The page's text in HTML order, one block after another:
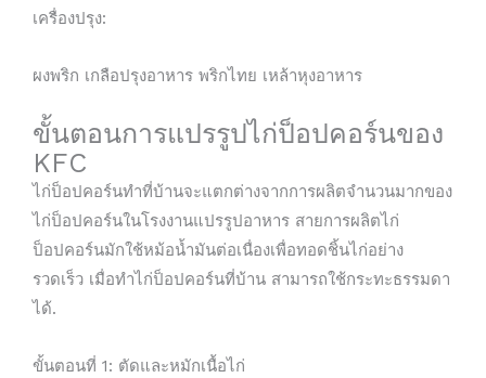
เครื่องปรุง:
ผงพริก เกลือปรุงอาหาร พริกไทย เหล้าหุงอาหาร
ขั้นตอนการแปรรูปไก่ป็อปคอร์นของ
KFC
ไก่ป็อปคอร์นทำที่บ้านจะแตกต่างจากการผลิตจำนวนมากของ
ไก่ป็อปคอร์นในโรงงานแปรรูปอาหาร สายการผลิตไก่
ป็อปคอร์นมักใช้หม้อน้ำมันต่อเนื่องเพื่อทอดชิ้นไก่อย่าง
รวดเร็ว เมื่อทำไก่ป็อปคอร์นที่บ้าน สามารถใช้กระทะธรรมดา
ได้.
ขั้นตอนที่ 1: ตัดและหมักเนื้อไก่